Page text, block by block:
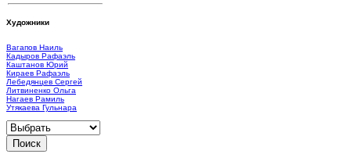
Художники
Вагапов Наиль
Кадыров Рафаэль
Каштанов Юрий
Кираев Рафаэль
Лебедянцев Сергей
Литвиненко Ольга
Нагаев Рамиль
Утякаева Гульнара